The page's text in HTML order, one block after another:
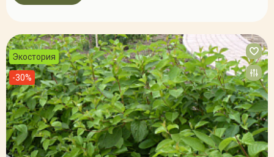
Экостория
-30%